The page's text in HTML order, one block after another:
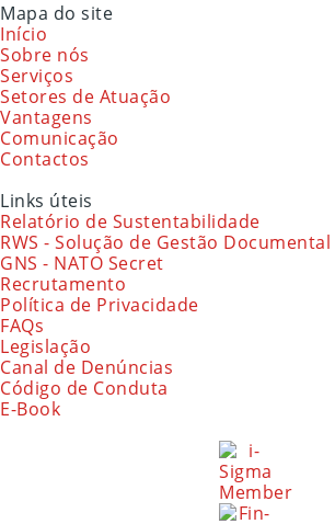
Mapa do site
Início
Sobre nós
Serviços
Setores de Atuação
Vantagens
Comunicação
Contactos
Links úteis
Relatório de Sustentabilidade
RWS - Solução de Gestão Documental
GNS - NATO Secret
Recrutamento
Política de Privacidade
FAQs
Legislação
Canal de Denúncias
Código de Conduta
E-Book